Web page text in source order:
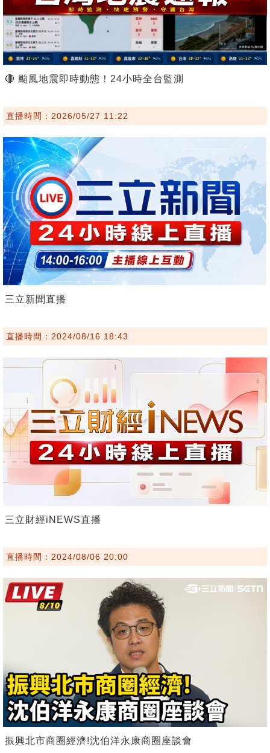
🔴 颱風地震即時動態！24小時全台監測
直播時間：2026/05/27 11:22
三立新聞直播
直播時間：2024/08/16 18:43
三立財經iNEWS直播
直播時間：2024/08/06 20:00
振興北市商圈經濟!沈伯洋永康商圈座談會